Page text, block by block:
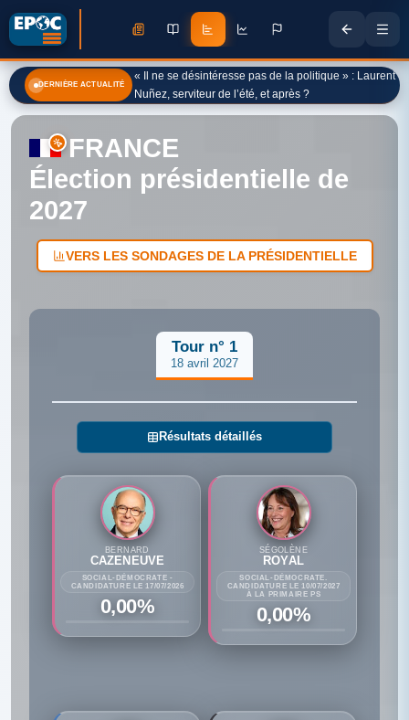
DERNIÈRE ACTUALITÉ
« Il ne se désintéresse pas de la politique » : Laurent
Nuñez, serviteur de l’été, et après ?
FRANCE
Élection présidentielle de
2027
VERS LES SONDAGES DE LA PRÉSIDENTIELLE
Tour n° 1
18 avril 2027
Résultats détaillés
BERNARD
CAZENEUVE
SOCIAL-DÉMOCRATE -
CANDIDATURE LE 17/07/2026
0,00%
SÉGOLÈNE
ROYAL
SOCIAL-DÉMOCRATE.
CANDIDATURE LE 10/07/2027
À LA PRIMAIRE PS
0,00%